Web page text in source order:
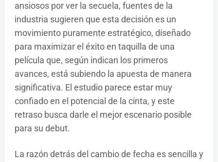
ansiosos por ver la secuela, fuentes de la
industria sugieren que esta decisión es un
movimiento puramente estratégico, diseñado
para maximizar el éxito en taquilla de una
película que, según indican los primeros
avances, está subiendo la apuesta de manera
significativa. El estudio parece estar muy
confiado en el potencial de la cinta, y este
retraso busca darle el mejor escenario posible
para su debut.
La razón detrás del cambio de fecha es sencilla y